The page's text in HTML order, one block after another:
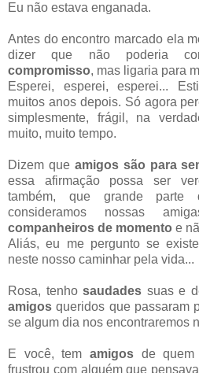
Eu não estava enganada.
Antes do encontro marcado ela
dizer que não poderia
compromisso, mas ligaria para
Esperei, esperei, esperei...
muitos anos depois. Só agora
simplesmente, frágil, na
muito, muito tempo.
Dizem que amigos são para
essa afirmação possa ser
também, que grande parte
consideramos nossas
companheiros de momento e
Aliás, eu me pergunto se
neste nosso caminhar pela vida...
Rosa, tenhosaudades suas e
amigos queridos que passaram
se algum dia nos encontraremos
E você, tem amigos de quem
frustrou com alguém que